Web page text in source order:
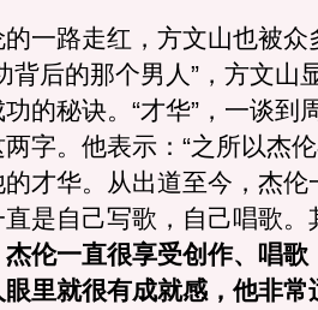
路走红，方文山也被众
背后的那个男人”，方文山
的秘诀。“才华”，一谈到
字。他表示：“之所以杰
才华。从出道至今，杰伦
是自己写歌，自己唱歌。
杰伦一直很享受创作、唱歌
里就很有成就感，他非常